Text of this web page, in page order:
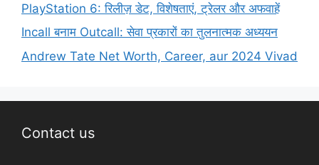
PlayStation 6: रिलीज़ डेट, विशेषताएं, ट्रेलर और अफवाहें
Incall बनाम Outcall: सेवा प्रकारों का तुलनात्मक अध्ययन
Andrew Tate Net Worth, Career, aur 2024 Vivad
Contact us